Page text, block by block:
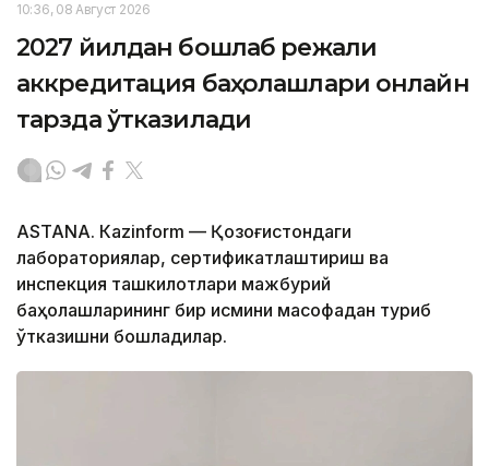
10:36, 08 Август 2026
2027 йилдан бошлаб режали
аккредитация баҳолашлари онлайн
тарзда ўтказилади
ASTANА. Кazinform — Қозоғистондаги
лабораториялар, сертификатлаштириш ва
инспекция ташкилотлари мажбурий
баҳолашларининг бир қисмини масофадан туриб
ўтказишни бошладилар.